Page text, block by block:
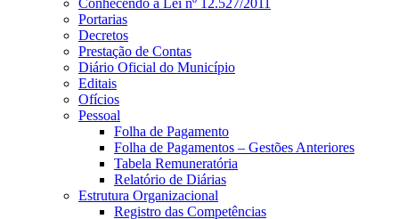
Conhecendo a Lei nº 12.527/2011
Portarias
Decretos
Prestação de Contas
Diário Oficial do Município
Editais
Ofícios
Pessoal
Folha de Pagamento
Folha de Pagamentos – Gestões Anteriores
Tabela Remuneratória
Relatório de Diárias
Estrutura Organizacional
Registro das Competências